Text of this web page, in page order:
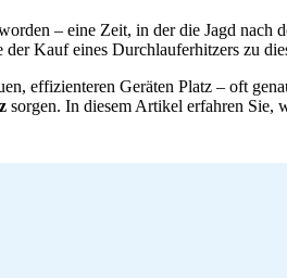
– eine Zeit, in der die Jagd
Kauf eines Durchlauferhitzers zu
effizienteren Geräten Platz – oft
sorgen. In diesem Artikel erfahren Sie,